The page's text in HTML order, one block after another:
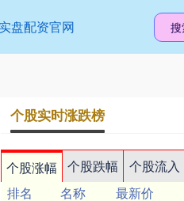
盘配资官网
个股实时涨跌榜
个股涨幅 个股跌幅 个股流入
排名
名称 最新价